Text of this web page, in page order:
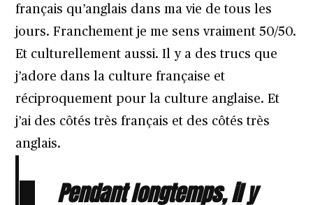
français qu’anglais dans ma vie de tous les
jours. Franchement je me sens vraiment 50/50.
Et culturellement aussi. Il y a des trucs que
j’adore dans la culture française et
réciproquement pour la culture anglaise. Et
j’ai des côtés très français et des côtés très
anglais.
Pendant longtemps, il y